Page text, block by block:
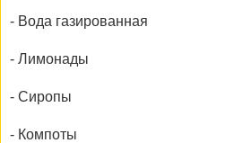
- Вода газированная
- Лимонады
- Сиропы
- Компоты